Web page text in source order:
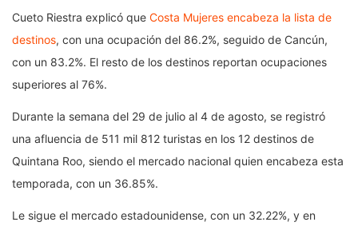
Cueto Riestra explicó que Costa Mujeres encabeza la lista de
destinos, con una ocupación del 86.2%, seguido de Cancún,
con un 83.2%. El resto de los destinos reportan ocupaciones
superiores al 76%.
Durante la semana del 29 de julio al 4 de agosto, se registró
una afluencia de 511 mil 812 turistas en los 12 destinos de
Quintana Roo, siendo el mercado nacional quien encabeza esta
temporada, con un 36.85%.
Le sigue el mercado estadounidense, con un 32.22%, y en